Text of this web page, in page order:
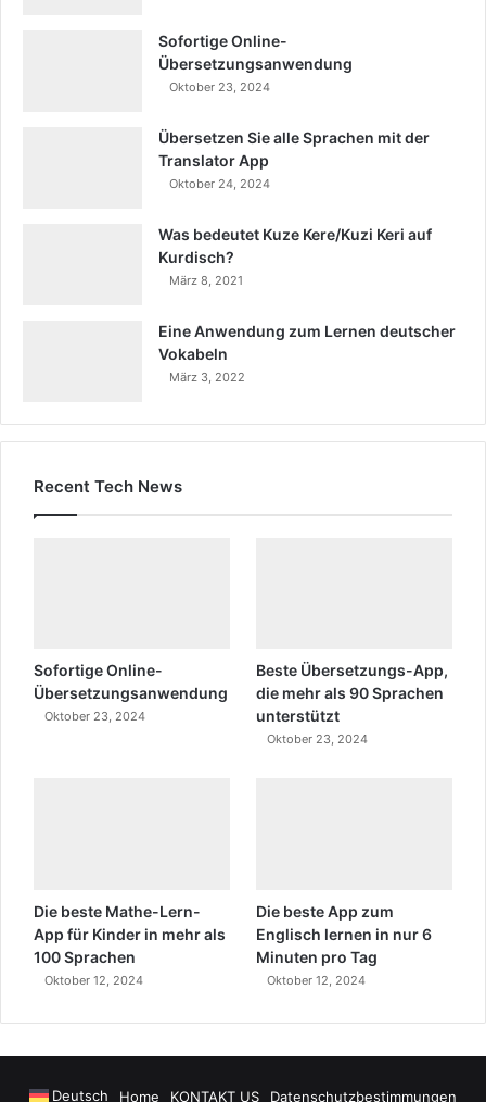
Sofortige Online-
Übersetzungsanwendung
Oktober 23, 2024
Übersetzen Sie alle Sprachen mit der
Translator App
Oktober 24, 2024
Was bedeutet Kuze Kere/Kuzi Keri auf
Kurdisch?
März 8, 2021
Eine Anwendung zum Lernen deutscher
Vokabeln
März 3, 2022
Recent Tech News
Sofortige Online-
Übersetzungsanwendung
Oktober 23, 2024
Beste Übersetzungs-App,
die mehr als 90 Sprachen
unterstützt
Oktober 23, 2024
Die beste Mathe-Lern-
App für Kinder in mehr als
100 Sprachen
Oktober 12, 2024
Die beste App zum
Englisch lernen in nur 6
Minuten pro Tag
Oktober 12, 2024
Deutsch Home KONTAKT US Datenschutzbestimmungen